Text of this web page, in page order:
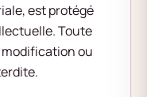
est protégé
Toute
ou